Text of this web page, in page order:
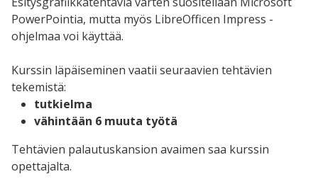
PowerPointia, mutta myös LibreOfficen Impress -
ohjelmaa voi käyttää.
Kurssin läpäiseminen vaatii seuraavien tehtävien
tekemistä:
tutkielma
vähintään 6 muuta työtä
Tehtävien palautuskansion avaimen saa kurssin
opettajalta.